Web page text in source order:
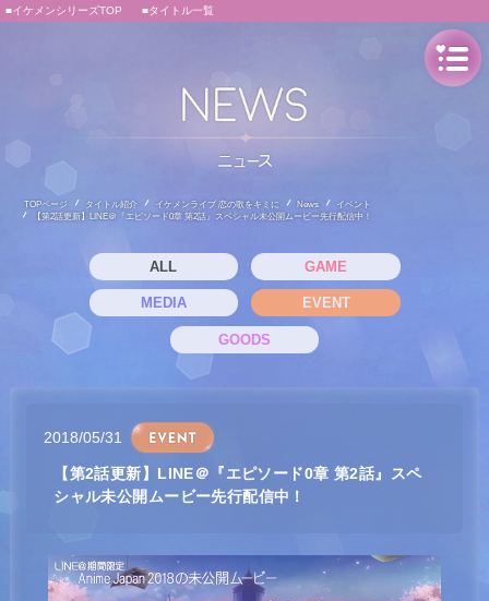
■イケメンシリーズTOP ■タイトル一覧
TOPページ タイトル紹介 イケメンライブ 恋の歌をキミに News
イベント
【第2話更新】LINE＠『エピソード0章 第2話』スペシャル未公開ムービー先行配信中！
ALL GAME
MEDIA EVENT
GOODS
2018/05/31
【第2話更新】LINE＠『エピソード0章 第2話』スペ
シャル未公開ムービー先行配信中！